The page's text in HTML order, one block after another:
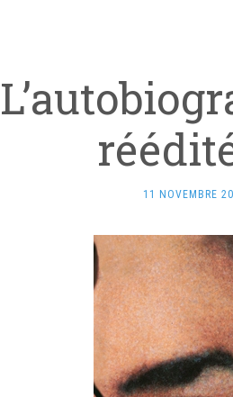
11 NOVEMBRE